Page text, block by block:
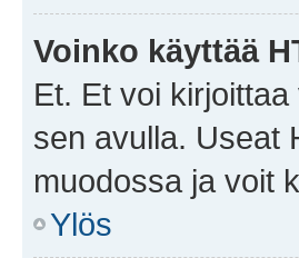
Voinko käyttää
Et. Et voi
sen avulla. Useat
muodossa ja voit
Ylös